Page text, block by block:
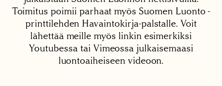
Toimitus poimii parhaat myös Suomen Luonto -
printtilehden Havaintokirja-palstalle. Voit
lähettää meille myös linkin esimerkiksi
Youtubessa tai Vimeossa julkaisemaasi
luontoaiheiseen videoon.